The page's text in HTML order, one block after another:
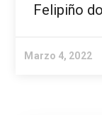
Felipiño
Marzo 4, 2022